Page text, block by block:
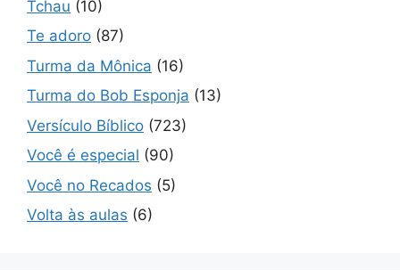
Tchau (10)
Te adoro (87)
Turma da Mônica (16)
Turma do Bob Esponja (13)
Versículo Bíblico (723)
Você é especial (90)
Você no Recados (5)
Volta às aulas (6)